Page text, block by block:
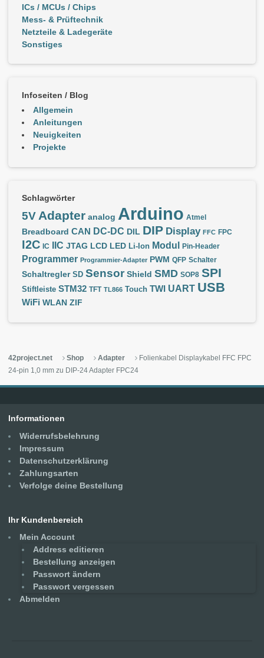
ICs / MCUs / Chips
Mess- & Prüftechnik
Netzteile & Ladegeräte
Sonstiges
Infoseiten / Blog
Allgemein
Anleitungen
Neuigkeiten
Projekte
Schlagwörter
5V Adapter analog Arduino Atmel
Breadboard CAN DC-DC DIL DIP Display FFC FPC
I2C IC IIC JTAG LCD LED Li-Ion Modul Pin-Header
Programmer Programmier-Adapter PWM QFP Schalter
Schaltregler SD Sensor Shield SMD SOP8 SPI
Stiftleiste STM32 TFT TL866 Touch TWI UART USB
WiFi WLAN ZIF
42project.net Shop Adapter
Folienkabel Displaykabel FFC FPC
24-pin 1,0 mm zu DIP-24 Adapter FPC24
Informationen
Widerrufsbelehrung
Impressum
Datenschutzerklärung
Zahlungsarten
Verfolge deine Bestellung
Ihr Kundenbereich
Mein Account
Address editieren
Bestellung anzeigen
Passwort ändern
Passwort vergessen
Abmelden